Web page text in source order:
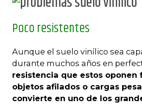
Poco resistentes
Aunque el suelo vinílico sea
durante muchos años en
resistencia que estos oponen
objetos afilados o cargas
convierte en uno de los